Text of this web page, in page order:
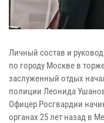
Личный состав и
по городу Москве в
заслуженный отдых
полиции Леонида
Офицер Росгвардии
органах 25 лет назад в